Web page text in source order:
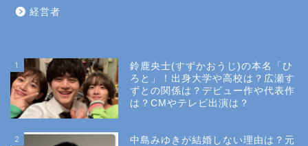
経営者
1
鈴鹿央士(すずかおうじ)の本名「ひ
ろと」！出身大学や高校は？広瀬す
ずとの関係は？デビュー作や代表作
は？CMやテレビ出演は？
2
中島みゆきが結婚しない理由は？元